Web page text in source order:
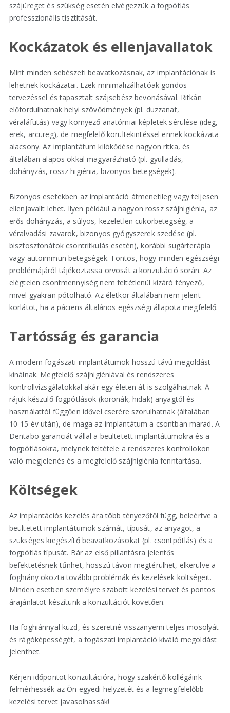
szájüreget és szükség esetén elvégezzük a fogpótlás
professzionális tisztítását.
Kockázatok és ellenjavallatok
Mint minden sebészeti beavatkozásnak, az implantációnak is
lehetnek kockázatai. Ezek minimalizálhatóak gondos
tervezéssel és tapasztalt szájsebész bevonásával. Ritkán
előfordulhatnak helyi szövődmények (pl. duzzanat,
véraláfutás) vagy környező anatómiai képletek sérülése (ideg,
erek, arcüreg), de megfelelő körültekintéssel ennek kockázata
alacsony. Az implantátum kilökődése nagyon ritka, és
általában alapos okkal magyarázható (pl. gyulladás,
dohányzás, rossz higiénia, bizonyos betegségek).
Bizonyos esetekben az implantáció átmenetileg vagy teljesen
ellenjavallt lehet. Ilyen például a nagyon rossz szájhigiénia, az
erős dohányzás, a súlyos, kezeletlen cukorbetegség, a
véralvadási zavarok, bizonyos gyógyszerek szedése (pl.
biszfoszfonátok csontritkulás esetén), korábbi sugárterápia
vagy autoimmun betegségek. Fontos, hogy minden egészségi
problémájáról tájékoztassa orvosát a konzultáció során. Az
elégtelen csontmennyiség nem feltétlenül kizáró tényező,
mivel gyakran pótolható. Az életkor általában nem jelent
korlátot, ha a páciens általános egészségi állapota megfelelő.
Tartósság és garancia
A modern fogászati implantátumok hosszú távú megoldást
kínálnak. Megfelelő szájhigiéniával és rendszeres
kontrollvizsgálatokkal akár egy életen át is szolgálhatnak. A
rájuk készülő fogpótlások (koronák, hidak) anyagtól és
használattól függően idővel cserére szorulhatnak (általában
10-15 év után), de maga az implantátum a csontban marad. A
Dentabo garanciát vállal a beültetett implantátumokra és a
fogpótlásokra, melynek feltétele a rendszeres kontrollokon
való megjelenés és a megfelelő szájhigiénia fenntartása.
Költségek
Az implantációs kezelés ára több tényezőtől függ, beleértve a
beültetett implantátumok számát, típusát, az anyagot, a
szükséges kiegészítő beavatkozásokat (pl. csontpótlás) és a
fogpótlás típusát. Bár az első pillantásra jelentős
befektetésnek tűnhet, hosszú távon megtérülhet, elkerülve a
foghiány okozta további problémák és kezelések költségeit.
Minden esetben személyre szabott kezelési tervet és pontos
árajánlatot készítünk a konzultációt követően.
Ha foghiánnyal küzd, és szeretné visszanyerni teljes mosolyát
és rágóképességét, a fogászati implantáció kiváló megoldást
jelenthet.
Kérjen időpontot konzultációra, hogy szakértő kollégáink
felmérhessék az Ön egyedi helyzetét és a legmegfelelőbb
kezelési tervet javasolhassák!